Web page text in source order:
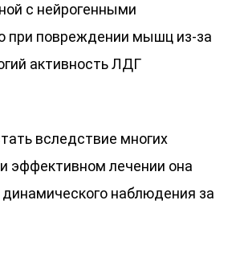
с нейрогенными
при повреждении мышц из-за
активность ЛДГ
вследствие многих
эффективном лечении она
наблюдения за